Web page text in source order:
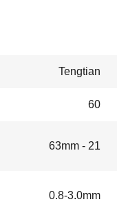
Tengtian
60
21 - 63mm
0.8-3.0mm